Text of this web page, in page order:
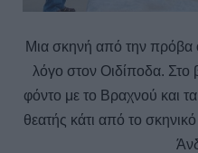
Μια σκηνή από την πρόβα
λόγο στον Οιδίποδα. Στο
φόντο με το Βραχνού και
θεατής κάτι από το